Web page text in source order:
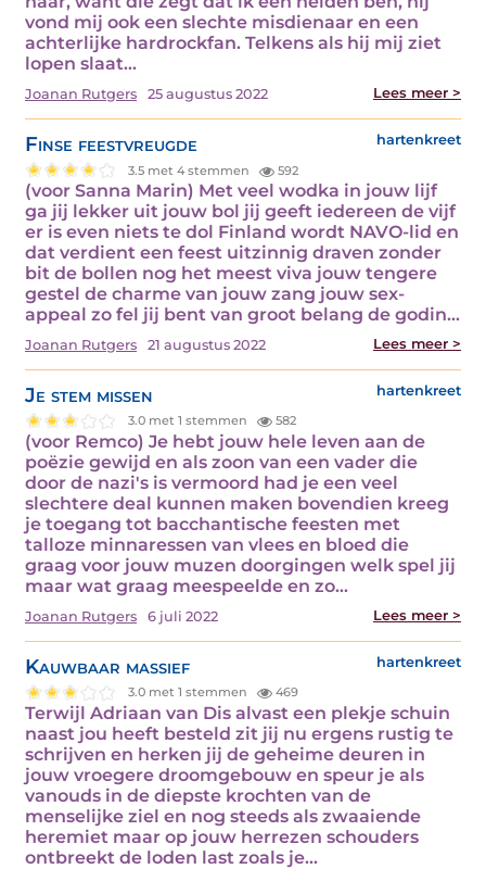
vond mij ook een slechte misdienaar en een
achterlijke hardrockfan. Telkens als hij mij ziet
lopen slaat…
Joanan Rutgers 25 augustus 2022 Lees meer >
Finse feestvreugde hartenkreet
3.5 met 4 stemmen 592
(voor Sanna Marin) Met veel wodka in jouw lijf
ga jij lekker uit jouw bol jij geeft iedereen de vijf
er is even niets te dol Finland wordt NAVO-lid en
dat verdient een feest uitzinnig draven zonder
bit de bollen nog het meest viva jouw tengere
gestel de charme van jouw zang jouw sex-
appeal zo fel jij bent van groot belang de godin…
Joanan Rutgers 21 augustus 2022 Lees meer >
Je stem missen hartenkreet
3.0 met 1 stemmen 582
(voor Remco) Je hebt jouw hele leven aan de
poëzie gewijd en als zoon van een vader die
door de nazi's is vermoord had je een veel
slechtere deal kunnen maken bovendien kreeg
je toegang tot bacchantische feesten met
talloze minnaressen van vlees en bloed die
graag voor jouw muzen doorgingen welk spel jij
maar wat graag meespeelde en zo…
Joanan Rutgers 6 juli 2022 Lees meer >
Kauwbaar massief hartenkreet
3.0 met 1 stemmen 469
Terwijl Adriaan van Dis alvast een plekje schuin
naast jou heeft besteld zit jij nu ergens rustig te
schrijven en herken jij de geheime deuren in
jouw vroegere droomgebouw en speur je als
vanouds in de diepste krochten van de
menselijke ziel en nog steeds als zwaaiende
heremiet maar op jouw herrezen schouders
ontbreekt de loden last zoals je…